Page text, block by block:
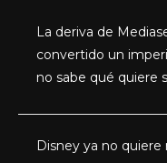
La deriva de
convertido un
no sabe qué quiere
Disney ya no